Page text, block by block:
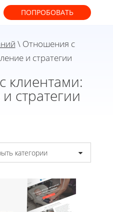
ПОПРОБОВАТЬ
\ Отношения с
и стратегии
клиентами:
стратегии
категории